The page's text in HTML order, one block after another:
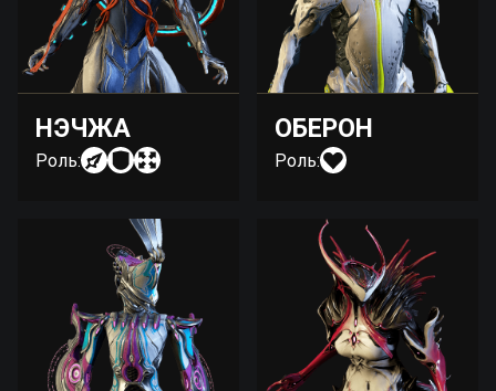
НЭЧЖА
Роль:
ОБЕРОН
Роль: